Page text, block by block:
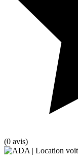
(0 avis)